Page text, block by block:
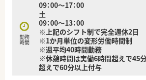
勤務
時間
09：00～17：00
土
09：00～13：00
※上記のシフト制で完全週休2日
※1か月単位の変形労働時間制
※週平均40時間勤務
※休憩時間は実働6時間超えで45
超えで60分以上付与